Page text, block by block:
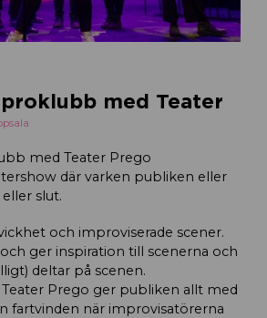
med Teater
med Teater Prego
där varken publiken eller
slut.
och improviserade scener.
ger inspiration till scenerna och
deltar på scenen.
Prego ger publiken allt med
fartvinden när improvisatörerna